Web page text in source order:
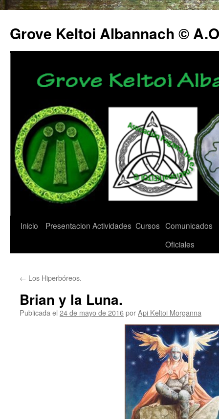
Grove Keltoi Albannach ©
Saltar
Inicio Presentacion Actividades Cursos Comunicados
Oficiales
← Los Hiperbóreos.
Brian y la Luna.
Publicada el 24 de mayo de 2016porApi Keltoi Morganna